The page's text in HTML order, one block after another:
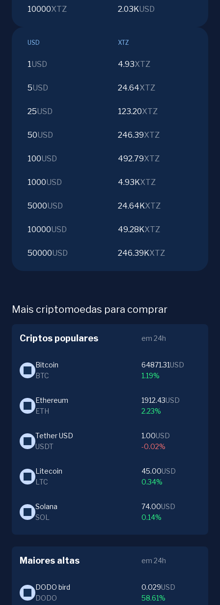
10000XTZ 2.03KUSD
USD XTZ
1USD 4.93XTZ
5USD 24.64XTZ
25USD 123.20XTZ
50USD 246.39XTZ
100USD 492.79XTZ
1000USD 4.93KXTZ
5000USD 24.64KXTZ
10000USD 49.28KXTZ
50000USD 246.39KXTZ
Mais criptomoedas para comprar
Criptos populares em 24h
Bitcoin
BTC
64871.31USD
1.19%
Ethereum
ETH
1912.43USD
2.23%
Tether USD
USDT
1.00USD
-0.02%
Litecoin
LTC
45.00USD
0.34%
Solana
SOL
74.00USD
0.14%
Maiores altas em 24h
DODO bird
DODO
0.029USD
58.61%